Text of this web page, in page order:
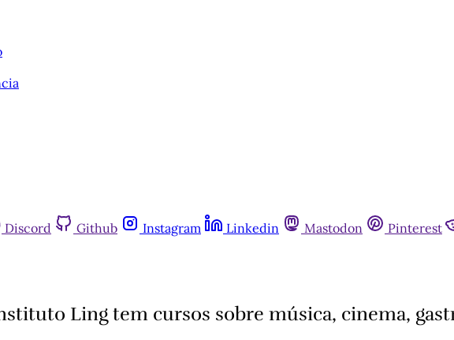
Discord Github Instagram Linkedin Mastodon Pinterest
Ling tem cursos sobre música, cinema,